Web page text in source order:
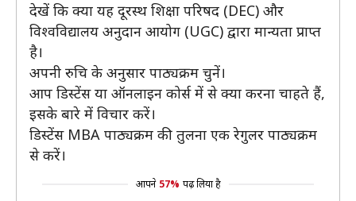
देखें कि क्या यह दूरस्थ शिक्षा परिषद (DEC) और
विश्वविद्यालय अनुदान आयोग (UGC) द्वारा मान्यता प्राप्त
है।
अपनी रुचि के अनुसार पाठ्यक्रम चुनें।
आप डिस्टेंस या ऑनलाइन कोर्स में से क्या करना चाहते हैं,
इसके बारे में विचार करें।
डिस्टेंस MBA पाठ्यक्रम की तुलना एक रेगुलर पाठ्यक्रम
से करें।
आपने 57% पढ़ लिया है